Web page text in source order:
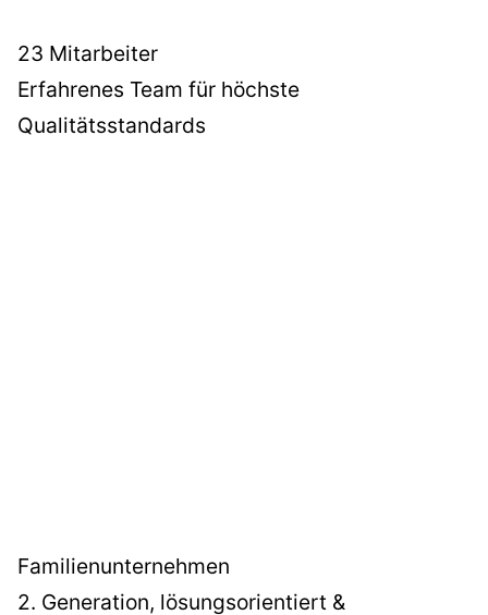
23 Mitarbeiter
Erfahrenes Team für höchste
Qualitätsstandards
Familienunternehmen
2. Generation, lösungsorientiert &